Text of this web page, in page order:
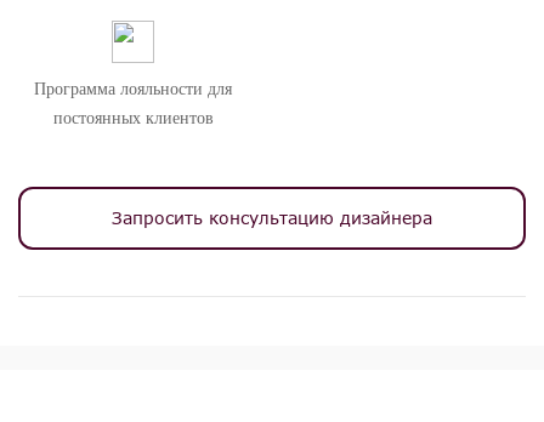
Программа лояльности для
постоянных клиентов
Запросить консультацию дизайнера